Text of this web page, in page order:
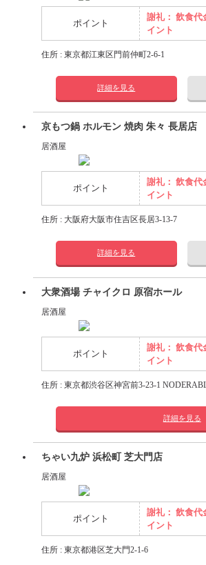
ポイント
謝礼： 飲食代
イント
住所 : 東京都江東区門前仲町2-6-1
詳細を見る
京もつ鍋 ホルモン 焼肉 朱々 長居店
居酒屋
ポイント
謝礼： 飲食代
イント
住所 : 大阪府大阪市住吉区長居3-13-7
詳細を見る
大衆酒場 チャイクロ 原宿ホール
居酒屋
ポイント
謝礼： 飲食代
イント
住所 : 東京都渋谷区神宮前3-23-1
詳細を見る
ちゃい九炉 浜松町 芝大門店
居酒屋
ポイント
謝礼： 飲食代
イント
住所 : 東京都港区芝大門2-1-6